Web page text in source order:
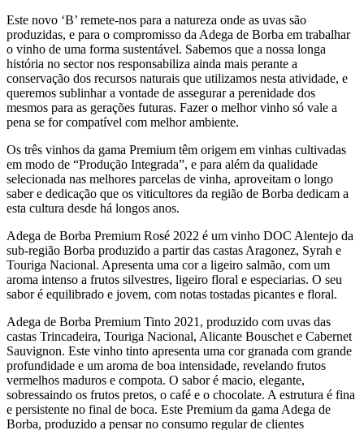
Este novo ‘B’ remete-nos para a natureza onde as uvas são
produzidas, e para o compromisso da Adega de Borba em trabalhar
o vinho de uma forma sustentável. Sabemos que a nossa longa
história no sector nos responsabiliza ainda mais perante a
conservação dos recursos naturais que utilizamos nesta atividade, e
queremos sublinhar a vontade de assegurar a perenidade dos
mesmos para as gerações futuras. Fazer o melhor vinho só vale a
pena se for compatível com melhor ambiente.
Os três vinhos da gama Premium têm origem em vinhas cultivadas
em modo de “Produção Integrada”, e para além da qualidade
selecionada nas melhores parcelas de vinha, aproveitam o longo
saber e dedicação que os viticultores da região de Borba dedicam a
esta cultura desde há longos anos.
Adega de Borba Premium Rosé 2022 é um vinho DOC Alentejo da
sub-região Borba produzido a partir das castas Aragonez, Syrah e
Touriga Nacional. Apresenta uma cor a ligeiro salmão, com um
aroma intenso a frutos silvestres, ligeiro floral e especiarias. O seu
sabor é equilibrado e jovem, com notas tostadas picantes e floral.
Adega de Borba Premium Tinto 2021, produzido com uvas das
castas Trincadeira, Touriga Nacional, Alicante Bouschet e Cabernet
Sauvignon. Este vinho tinto apresenta uma cor granada com grande
profundidade e um aroma de boa intensidade, revelando frutos
vermelhos maduros e compota. O sabor é macio, elegante,
sobressaindo os frutos pretos, o café e o chocolate. A estrutura é fina
e persistente no final de boca. Este Premium da gama Adega de
Borba, produzido a pensar no consumo regular de clientes